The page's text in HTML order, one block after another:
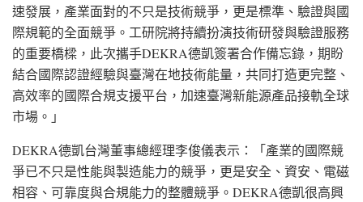
速發展，產業面對的不只是技術競爭，更是標準、驗證與國
際規範的全面競爭。工研院將持續扮演技術研發與驗證服務
的重要橋樑，此次攜手DEKRA德凱簽署合作備忘錄，期盼
結合國際認證經驗與臺灣在地技術能量，共同打造更完整、
高效率的國際合規支援平台，加速臺灣新能源產品接軌全球
市場 。」
DEKRA德凱台灣董事總經理李俊儀表示：「產業的國際競
爭已不只是性能與製造能力的競爭，更是安全、資安、電磁
相容、可靠度與合規能力的整體競爭。DEKRA德凱很高興